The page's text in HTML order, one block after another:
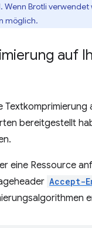
Wenn Brotli verwendet
möglich.
auf
Textkomprimierung
bereitgestellt
eine Ressource
Accept-